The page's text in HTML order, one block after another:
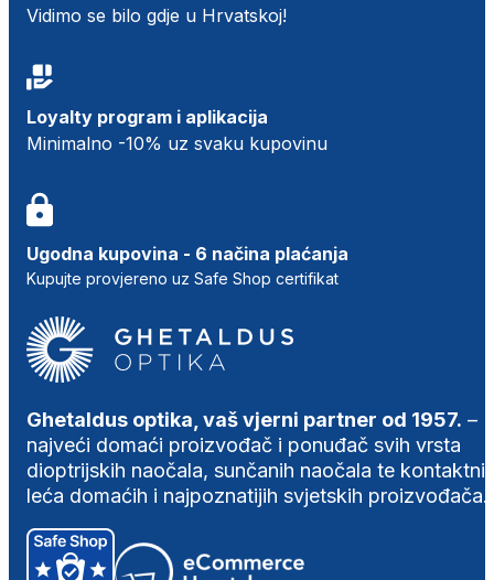
Vidimo se bilo gdje u Hrvatskoj!
Loyalty program i aplikacija
Minimalno -10% uz svaku kupovinu
Ugodna kupovina - 6 načina plaćanja
Kupujte provjereno uz Safe Shop certifikat
Ghetaldus optika, vaš vjerni partner od 1957. –
najveći domaći proizvođač i ponuđač svih vrsta
dioptrijskih naočala, sunčanih naočala te
leća domaćih i najpoznatijih svjetskih proizvođača.